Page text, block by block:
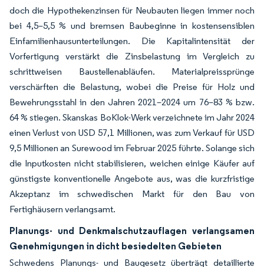
doch die Hypothekenzinsen für Neubauten liegen immer noch
bei 4,5–5,5 % und bremsen Baubeginne in kostensensiblen
Einfamilienhausunterteilungen. Die Kapitalintensität der
Vorfertigung verstärkt die Zinsbelastung im Vergleich zu
schrittweisen Baustellenabläufen. Materialpreissprünge
verschärften die Belastung, wobei die Preise für Holz und
Bewehrungsstahl in den Jahren 2021–2024 um 76–83 % bzw.
64 % stiegen. Skanskas BoKlok-Werk verzeichnete im Jahr 2024
einen Verlust von USD 57,1 Millionen, was zum Verkauf für USD
9,5 Millionen an Surewood im Februar 2025 führte. Solange sich
die Inputkosten nicht stabilisieren, weichen einige Käufer auf
günstigste konventionelle Angebote aus, was die kurzfristige
Akzeptanz im schwedischen Markt für den Bau von
Fertighäusern verlangsamt.
Planungs- und Denkmalschutzauflagen verlangsamen
Genehmigungen in dicht besiedelten Gebieten
Schwedens Planungs- und Baugesetz überträgt detaillierte